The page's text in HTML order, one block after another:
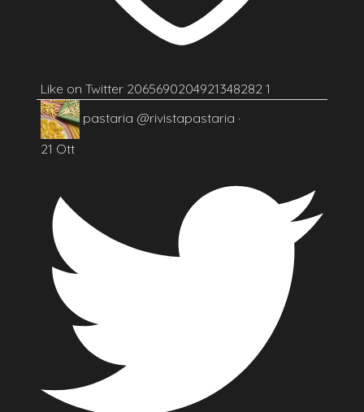
Like on Twitter 2065690204921348282 1
pastaria @rivistapastaria ·
21 Ott